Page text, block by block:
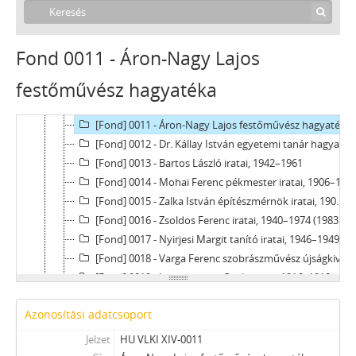
Fond 0011 - Áron-Nagy Lajos
festőművész hagyatéka
[Fond] 0005 - Jenei Károly levéltáros iratai, 1952–1962
[Fond] 0007 - Párniczky Józsefné levéltáros iratai, 1973 - 1978
[Fond] 0008 - Kecskés Sándor iratai, 1991–1996
[Fond] 0009 - Remetey Tibor városrendező mérnök iratai, 1963–1995
[Fond] 0010 - Tímár Sándor a polgári védelem parancsnokának iratai, 1958–1988
[Fond] 0011 - Áron-Nagy Lajos festőművész hagyatéka, 1913–1997
[Fond] 0012 - Dr. Kállay István egyetemi tanár hagyatéka, 1966–1996
[Fond] 0013 - Bartos László iratai, 1942–1961
[Fond] 0014 - Mohai Ferenc pékmester iratai, 1906–1943
[Fond] 0015 - Zalka István építészmérnök iratai, 1906–1991 (1853)
[Fond] 0016 - Zsoldos Ferenc iratai, 1940–1974 (1983–1986)
[Fond] 0017 - Nyirjesi Margit tanító iratai, 1946–1949
[Fond] 0018 - Varga Ferenc szobrászművész újságkivágásai, 1906–1993
[Fond] 0019 - Lauschmann Gyula iratai, 1916–1918
[Fond] 0020 - Szekeres Miklósné iratai, 1952–2005
[Fond] 0021 - Dr. Szarka Géza irathagyatéka, 1939–1976 (1933–1998)
[Fond] 0022 - Pallay József festőművész irathagyatéka, 1910–1967
Azonosítási adatcsoport
Jelzet
HU VLKI XIV-0011